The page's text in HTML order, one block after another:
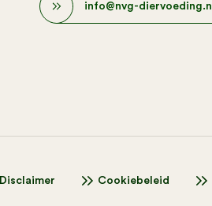
info@nvg-diervoeding.nl
Disclaimer Cookiebeleid